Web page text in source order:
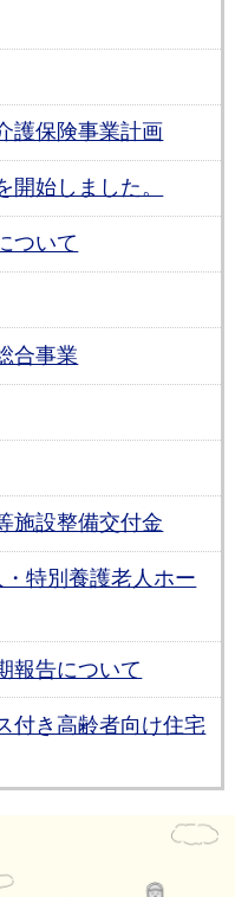
護保険事業計画
始しました。
ついて
合事業
施設整備交付金
特別養護老人ホー
報告について
付き高齢者向け住宅